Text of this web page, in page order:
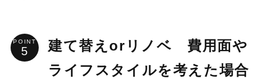
POINT
建て替えorリノベ 費用面や
ライフスタイルを考えた場合